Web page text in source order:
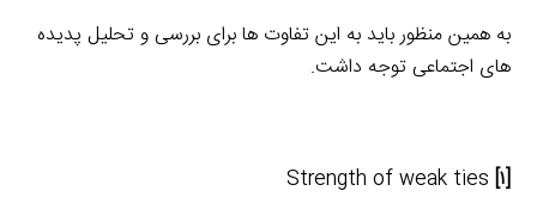
به همین منظور باید به این تفاوت ها برای بررسی و تحلیل پدیده
های اجتماعی توجه داشت.
[۱]